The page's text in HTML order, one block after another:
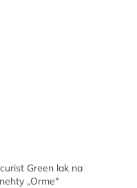
Green lak na
nehty „Orme"